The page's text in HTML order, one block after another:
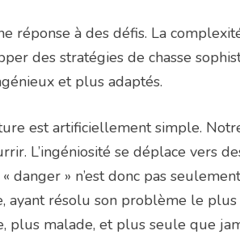
réponse à des défis. La
des stratégies de chasse
et plus adaptés.
est artificiellement simple.
L’ingéniosité se déplace vers
» n’est donc pas
ayant résolu son problème le
plus malade, et plus seule que